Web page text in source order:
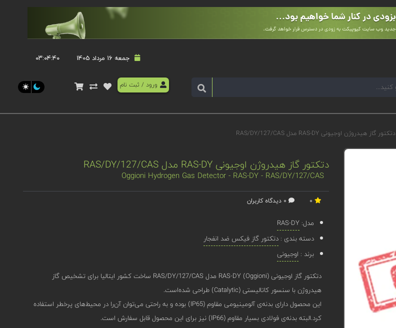
جمعه 16 مرداد 1405 ۰۳:۰۴:۴۱
ورود / ثبت نام
دتکتور گاز هیدروژن اوجیونی RAS-DY مدل RAS/DY/127/CAS
دتکتور گاز هیدروژن اوجیونی RAS-DY مدل RAS/DY/127/CAS
Oggioni Hydrogen Gas Detector - RAS-DY - RAS/DY/127/CAS
مدل: RAS-DY
دسته بندی : دتکتور گاز فیکس ضد انفجار
برند : اوجیونی
دتکتور گاز اوجیونی (Oggioni) RAS-DY مدل RAS/DY/127/CAS ساخت کشور ایتالیا برای تشخیص گاز
هیدروژن با سنسور کاتالیستی (Catalytic) طراحی شده‌است.
این محصول دارای بدنه‌‌ی آلومینیومی مقاوم (IP65) بوده و به راحتی می‌توان آن‌را در محیط‌های پرخطر استفاده
کرد.البته بدنه‌ی فولادی بسیار مقاوم (IP66) نیز برای این محصول قابل سفارش است.